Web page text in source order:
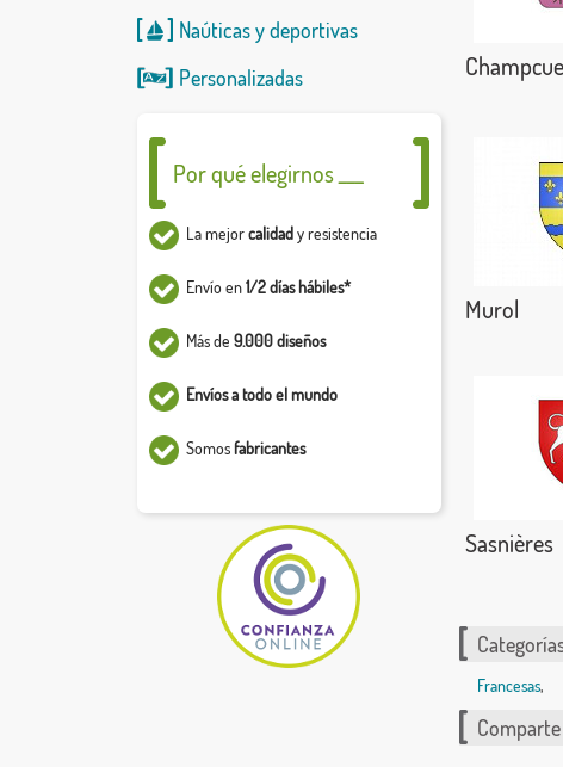
Naúticasydeportivas
Personalizadas
Por qué elegirnos ___
La mejorcalidady resistencia
Envío en1/2 días hábiles*
Más de 9.000 diseños
Envíos a todo el mundo
Somosfabricantes
Murol
Sasnières
Francesas,